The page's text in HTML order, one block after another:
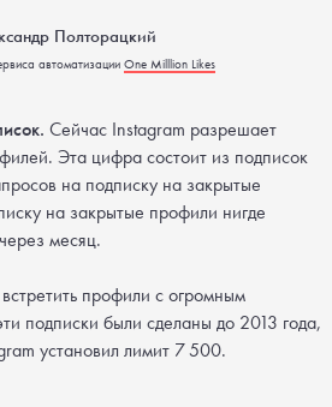
Полторацкий
автоматизации One Milllion Likes
Сейчас Instagram разрешает
Эта цифра состоит из подписок
на подписку на закрытые
на закрытые профили нигде
месяц.
профили с огромным
подписки были сделаны до 2013 года,
установил лимит 7 500.